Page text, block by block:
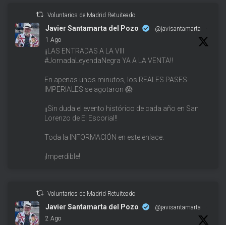
Voluntarios de Madrid Retuiteado
Javier Santamarta del Pozo @javisantamarta
·
1 Ago
¡¡LAS ENTRADAS A LA VIII
#JornadaLeyendaNegra YA A LA VENTA!!
En apenas unos minutos, los REALES PASES
IMPERIALES se agotaron 😱
¡¡Sin duda el evento histórico de cada año en San
Lorenzo de El Escorial!!
Toda la INFORMACIÓN en este enlace.
¡Imperdible!
Voluntarios de Madrid Retuiteado
Javier Santamarta del Pozo @javisantamarta
·
2 Ago